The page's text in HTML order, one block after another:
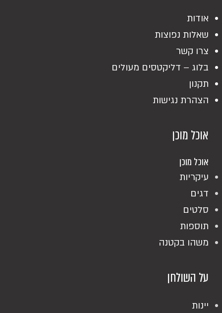
על השולחן
יינות
אוכל מוכן
אוכל מוכן
עיקריות
דגים
סלטים
תוספות
משהו בקטנה
אודות
שאלות נפוצות
צרו קשר
בלוג – דליקטסים מעולים
תקנון
הצהרת נגישות